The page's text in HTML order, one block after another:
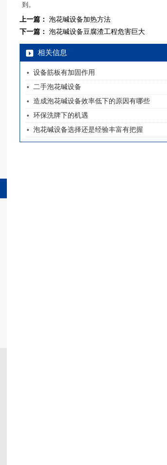
到。
上一篇： 泡花碱设备加热方法
下一篇： 泡花碱设备豆腐渣工程危害巨大
相关信息
设备筋板有加固作用
二手泡花碱设备
造成泡花碱设备效率低下的原因有哪些
环保洗牌下的机遇
泡花碱设备选择还是经验丰富有把握